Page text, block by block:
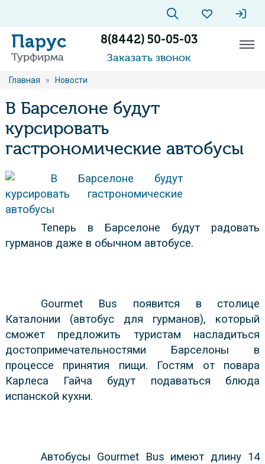
Парус
Турфирма
8(8442) 50-05-03
Заказать звонок
Главная » Новости
В Барселоне будут
курсировать
гастрономические автобусы
Теперь в Барселоне будут радовать
гурманов даже в обычном автобусе.
Gourmet Bus появится в столице
Каталонии (автобус для гурманов), который
сможет предложить туристам насладиться
достопримечательностями Барселоны в
процессе принятия пищи. Гостям от повара
Карлеса Гайча будут подаваться блюда
испанской кухни.
Автобусы Gourmet Bus имеют длину 14